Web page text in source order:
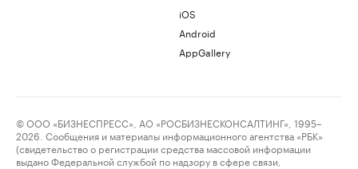
iOS
Android
AppGallery
© ООО «БИЗНЕСПРЕСС», АО «РОСБИЗНЕСКОНСАЛТИНГ», 1995–
2026. Сообщения и материалы информационного агентства «РБК»
(свидетельство о регистрации средства массовой информации
выдано Федеральной службой по надзору в сфере связи,